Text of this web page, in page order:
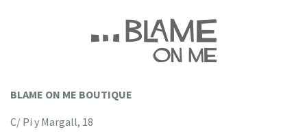
BLAME ON ME BOUTIQUE
C/ Pi y Margall, 18